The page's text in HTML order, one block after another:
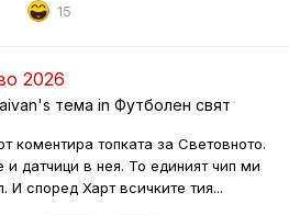
15
2026
's тема in Футболен свят
коментира топката за Световното.
датчици в нея. То единият чип ми
И според Харт всичките тия...